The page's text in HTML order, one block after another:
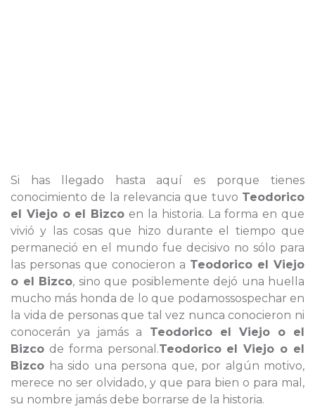
Si has llegado hasta aquí es porque tienes
conocimiento de la relevancia que tuvo Teodorico
el Viejo o el Bizco en la historia. La forma en que
vivió y las cosas que hizo durante el tiempo que
permaneció en el mundo fue decisivo no sólo para
las personas que conocieron a Teodorico el Viejo
o el Bizco, sino que posiblemente dejó una huella
mucho más honda de lo que podamossospechar en
la vida de personas que tal vez nunca conocieron ni
conocerán ya jamás a Teodorico el Viejo o el
Bizco de forma personal.Teodorico el Viejo o el
Bizco ha sido una persona que, por algún motivo,
merece no ser olvidado, y que para bien o para mal,
su nombre jamás debe borrarse de la historia.